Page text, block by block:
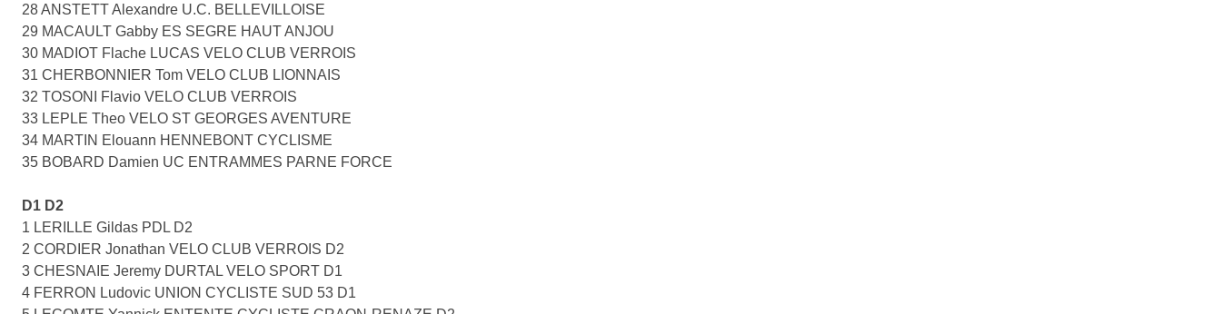
28 ANSTETT Alexandre U.C. BELLEVILLOISE
29 MACAULT Gabby ES SEGRE HAUT ANJOU
30 MADIOT Flache LUCAS VELO CLUB VERROIS
31 CHERBONNIER Tom VELO CLUB LIONNAIS
32 TOSONI Flavio VELO CLUB VERROIS
33 LEPLE Theo VELO ST GEORGES AVENTURE
34 MARTIN Elouann HENNEBONT CYCLISME
35 BOBARD Damien UC ENTRAMMES PARNE FORCE
D1 D2
1 LERILLE Gildas PDL D2
2 CORDIER Jonathan VELO CLUB VERROIS D2
3 CHESNAIE Jeremy DURTAL VELO SPORT D1
4 FERRON Ludovic UNION CYCLISTE SUD 53 D1